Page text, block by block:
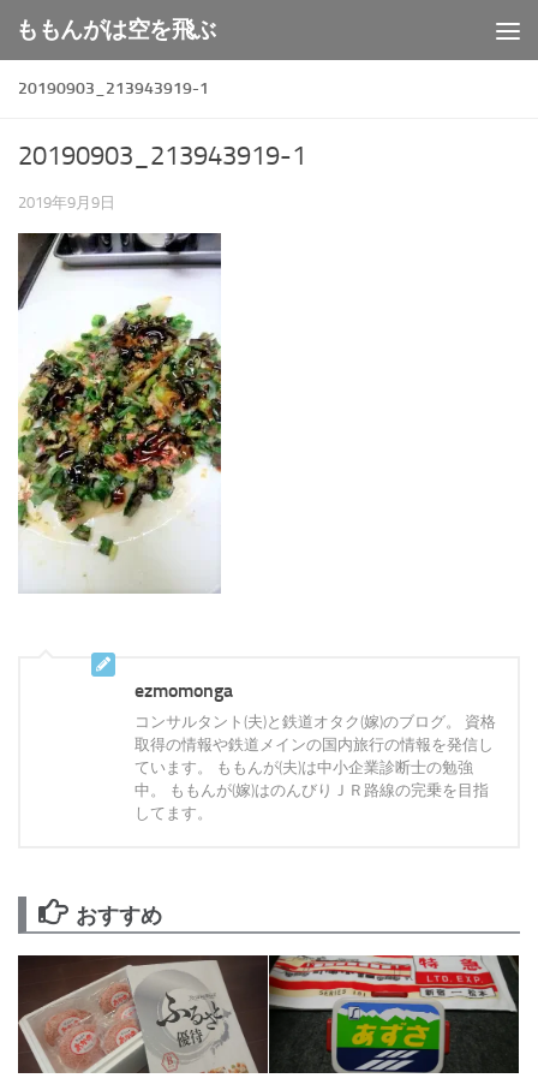
コンテンツへスキップ
ももんがは空を飛ぶ
20190903_213943919-1
20190903_213943919-1
2019年9月9日
ezmomonga
コンサルタント(夫)と鉄道オタク(嫁)のブログ。 資格
取得の情報や鉄道メインの国内旅行の情報を発信し
ています。 ももんが(夫)は中小企業診断士の勉強
中。 ももんが(嫁)はのんびりＪＲ路線の完乗を目指
してます。
おすすめ